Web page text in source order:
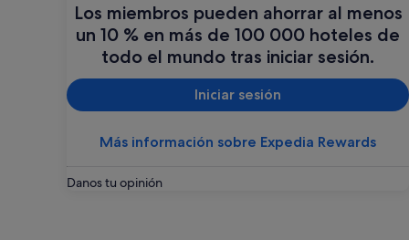
Los miembros pueden ahorrar al menos
un 10 % en más de 100 000 hoteles de
todo el mundo tras iniciar sesión.
Iniciar sesión
Más información sobre Expedia Rewards
Danos tu opinión